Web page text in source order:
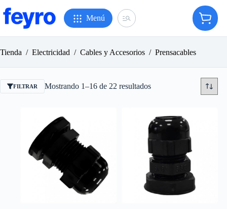
al
contenido
Menú
Carro
de
Tienda / Electricidad / Cables y Accesorios / Prensacables
FILTRAR Mostrando 1–16 de 22 resultadosOrdenado